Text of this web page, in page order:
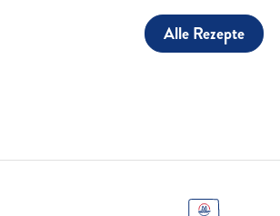
Alle Rezepte